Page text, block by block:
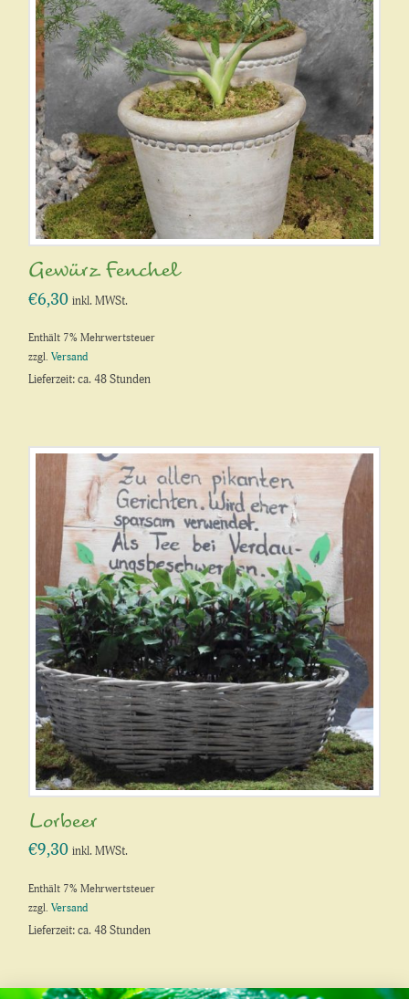
Gewürz Fenchel
€6,30 inkl. MWSt.
Enthält 7% Mehrwertsteuer
zzgl.Versand
Lieferzeit: ca. 48 Stunden
Lorbeer
€9,30 inkl. MWSt.
Enthält 7% Mehrwertsteuer
zzgl.Versand
Lieferzeit: ca. 48 Stunden